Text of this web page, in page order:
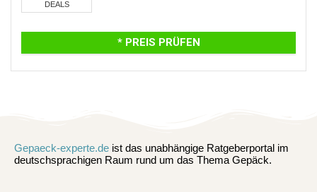
DEALS
* PREIS PRÜFEN
Gepaeck-experte.de ist das unabhängige Ratgeberportal im
deutschsprachigen Raum rund um das Thema Gepäck.